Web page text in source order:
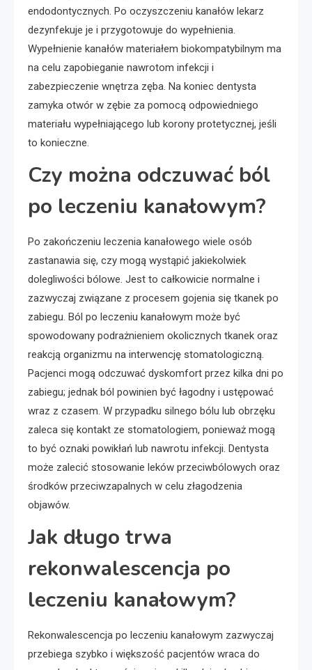
endodontycznych. Po oczyszczeniu kanałów lekarz
dezynfekuje je i przygotowuje do wypełnienia.
Wypełnienie kanałów materiałem biokompatybilnym ma
na celu zapobieganie nawrotom infekcji i
zabezpieczenie wnętrza zęba. Na koniec dentysta
zamyka otwór w zębie za pomocą odpowiedniego
materiału wypełniającego lub korony protetycznej, jeśli
to konieczne.
Czy można odczuwać ból
po leczeniu kanałowym?
Po zakończeniu leczenia kanałowego wiele osób
zastanawia się, czy mogą wystąpić jakiekolwiek
dolegliwości bólowe. Jest to całkowicie normalne i
zazwyczaj związane z procesem gojenia się tkanek po
zabiegu. Ból po leczeniu kanałowym może być
spowodowany podrażnieniem okolicznych tkanek oraz
reakcją organizmu na interwencję stomatologiczną.
Pacjenci mogą odczuwać dyskomfort przez kilka dni po
zabiegu; jednak ból powinien być łagodny i ustępować
wraz z czasem. W przypadku silnego bólu lub obrzęku
zaleca się kontakt ze stomatologiem, ponieważ mogą
to być oznaki powikłań lub nawrotu infekcji. Dentysta
może zalecić stosowanie leków przeciwbólowych oraz
środków przeciwzapalnych w celu złagodzenia
objawów.
Jak długo trwa
rekonwalescencja po
leczeniu kanałowym?
Rekonwalescencja po leczeniu kanałowym zazwyczaj
przebiega szybko i większość pacjentów wraca do